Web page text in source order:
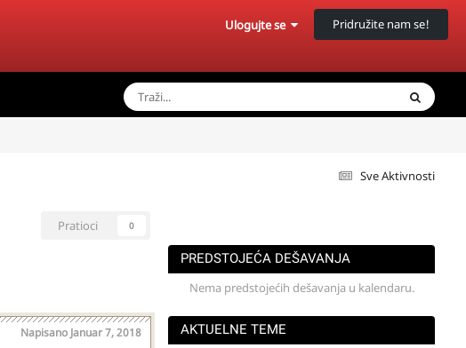
Ulogujte se Pridružite nam se!
Sve Aktivnosti
Pratioci 0
Napisano Januar 7, 2018
PREDSTOJEĆA DEŠAVANJA
Nema predstojećih dešavanja u kalendaru.
AKTUELNE TEME